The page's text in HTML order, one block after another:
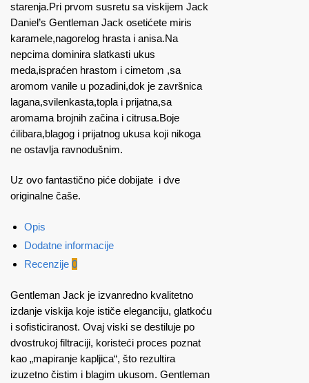
starenja.Pri prvom susretu sa viskijem Jack
Daniel’s Gentleman Jack osetićete miris
karamele,nagorelog hrasta i anisa.Na
nepcima dominira slatkasti ukus
meda,ispraćen hrastom i cimetom ,sa
aromom vanile u pozadini,dok je završnica
lagana,svilenkasta,topla i prijatna,sa
aromama brojnih začina i citrusa.Boje
ćilibara,blagog i prijatnog ukusa koji nikoga
ne ostavlja ravnodušnim.
Uz ovo fantastično piće dobijate i dve
originalne čaše.
Opis
Dodatne informacije
Recenzije 0
Gentleman Jack je izvanredno kvalitetno
izdanje viskija koje ističe eleganciju, glatkoću
i sofisticiranost. Ovaj viski se destiluje po
dvostrukoj filtraciji, koristeći proces poznat
kao „mapiranje kapljica“, što rezultira
izuzetno čistim i blagim ukusom. Gentleman